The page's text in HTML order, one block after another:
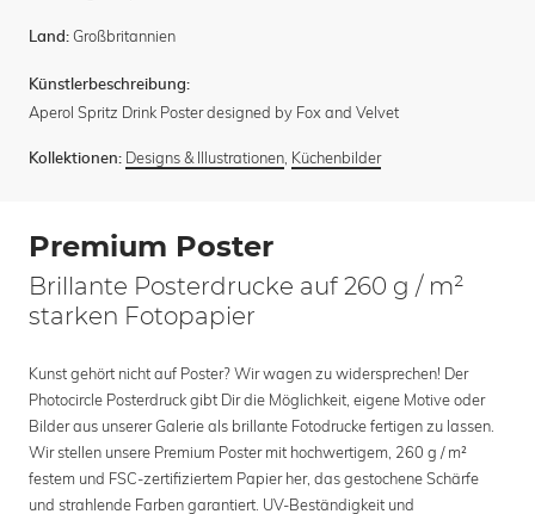
Land: Großbritannien
Künstlerbeschreibung:
Aperol Spritz Drink Poster designed by Fox and Velvet
Kollektionen: Designs & Illustrationen Küchenbilder
Premium Poster
Brillante Posterdrucke auf 260 g / m²
starken Fotopapier
Kunst gehört nicht auf Poster? Wir wagen zu widersprechen! Der
Photocircle Posterdruck gibt Dir die Möglichkeit, eigene Motive oder
Bilder aus unserer Galerie als brillante Fotodrucke fertigen zu lassen.
Wir stellen unsere Premium Poster mit hochwertigem, 260 g / m²
festem und FSC-zertifiziertem Papier her, das gestochene Schärfe
und strahlende Farben garantiert. UV-Beständigkeit und